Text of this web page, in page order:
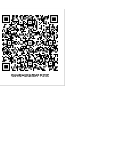
扫码去网易新闻APP浏览